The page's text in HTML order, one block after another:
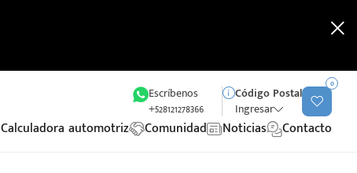
Escríbenos
+528121278366
Código Postal
Ingresar
0
Calculadora automotriz Comunidad Noticias Contacto